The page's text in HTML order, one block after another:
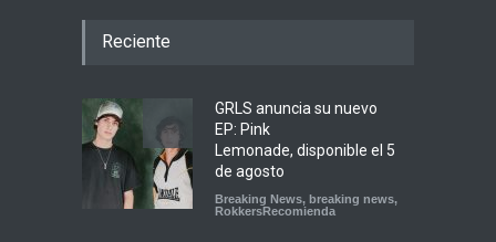
Reciente
GRLS anuncia su nuevo
EP: Pink
Lemonade, disponible el 5
de agosto
Breaking News, breaking news,
RokkersRecomienda